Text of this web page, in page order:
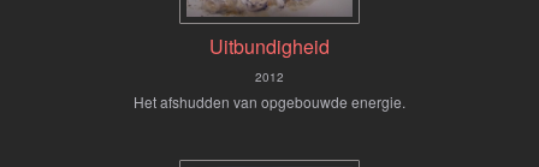
Uitbundigheid
2012
Het afshudden van opgebouwde energie.